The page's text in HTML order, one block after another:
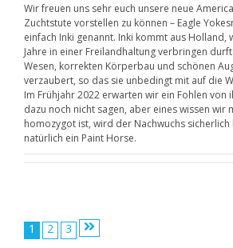
Wir freuen uns sehr euch unsere neue
Zuchtstute vorstellen zu können – Eagle
einfach Inki genannt. Inki kommt aus Holland,
Jahre in einer Freilandhaltung verbringen
Wesen, korrekten Körperbau und schönen
verzaubert, so das sie unbedingt mit auf die
Im Frühjahr 2022 erwarten wir ein Fohlen von
dazu noch nicht sagen, aber eines wissen wir
homozygot ist, wird der Nachwuchs sicherlich
natürlich ein Paint Horse.
Beitragsnavigation
1 2 3